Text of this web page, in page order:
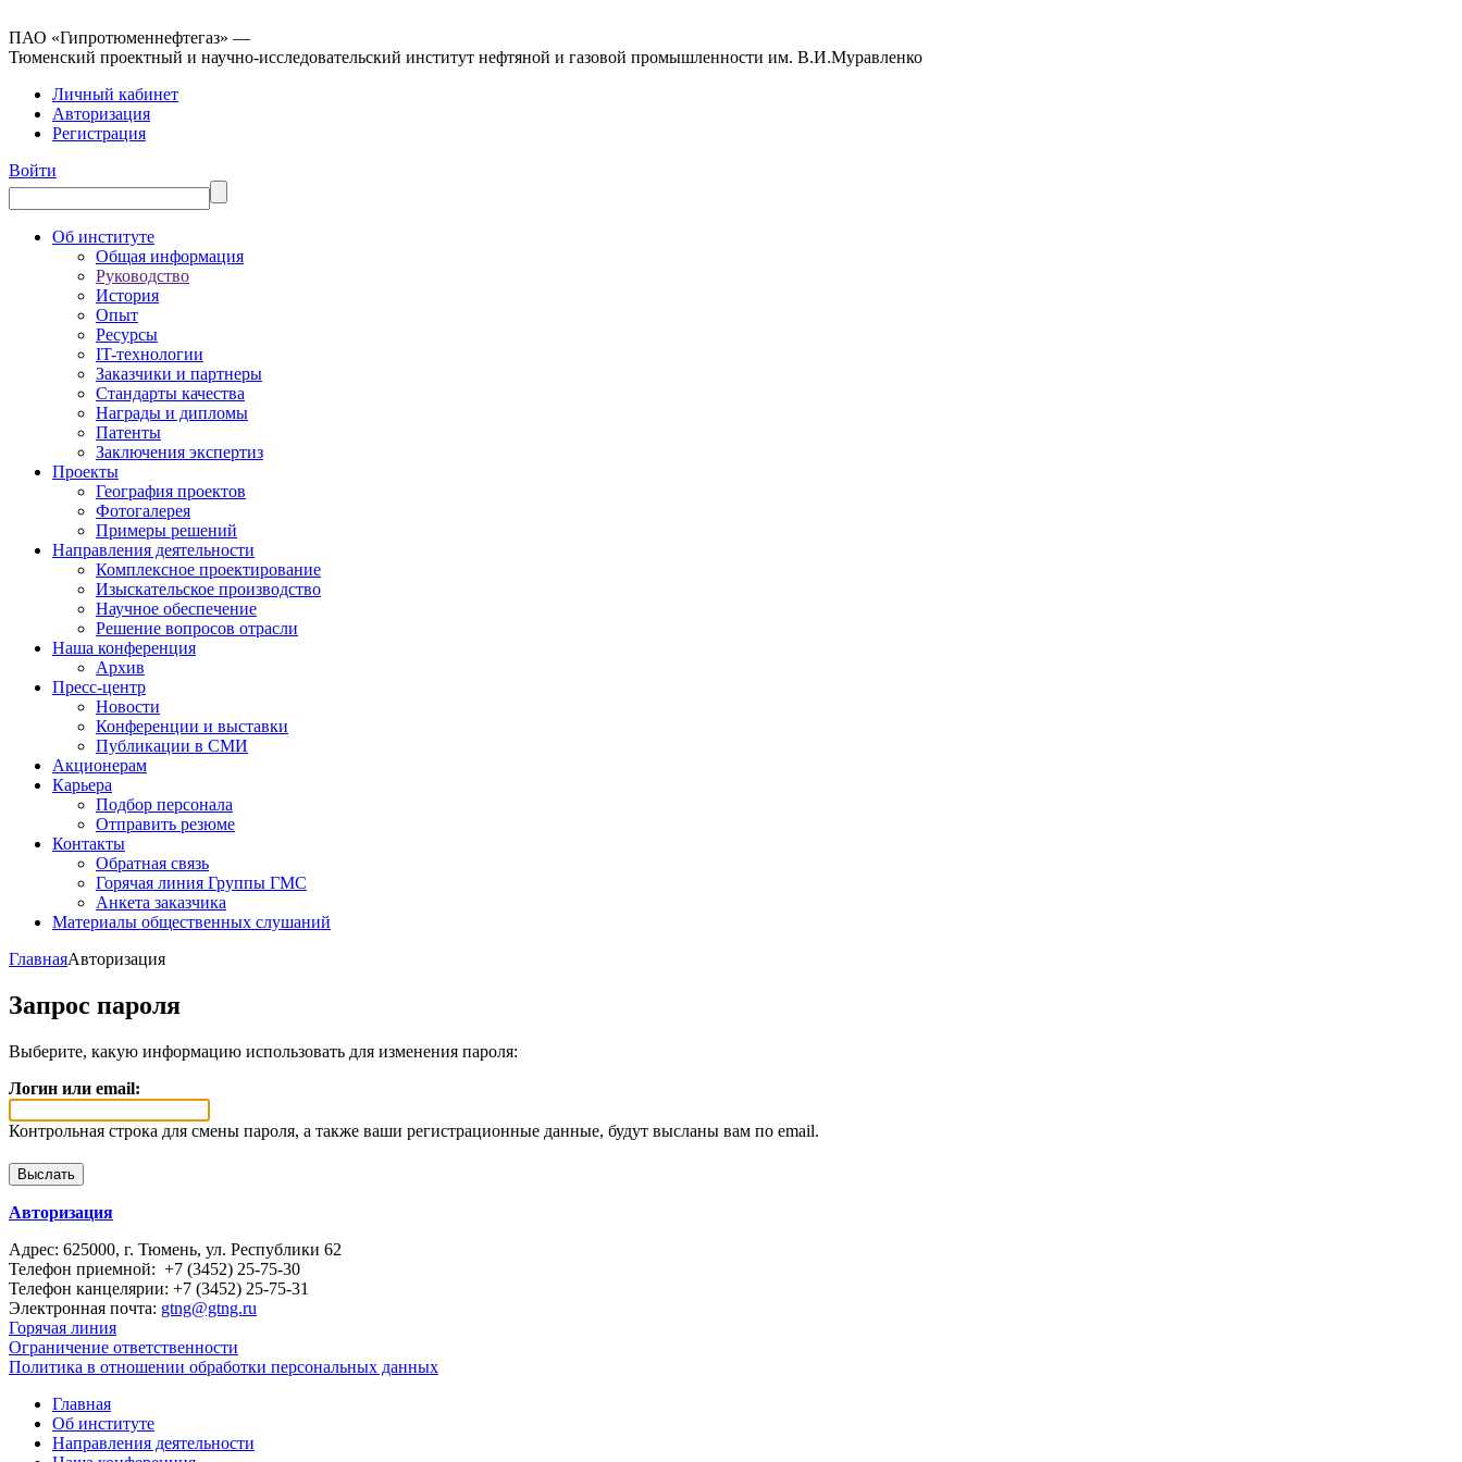
ПАО «Гипротюменнефтегаз» —
Тюменский проектный и научно-исследовательский институт нефтяной и газовой промышленности им. В.И.Муравленко
Личный кабинет
Авторизация
Регистрация
Войти
Об институте
Общая информация
Руководство
История
Опыт
Ресурсы
IT-технологии
Заказчики и партнеры
Стандарты качества
Награды и дипломы
Патенты
Заключения экспертиз
Проекты
География проектов
Фотогалерея
Примеры решений
Направления деятельности
Комплексное проектирование
Изыскательское производство
Научное обеспечение
Решение вопросов отрасли
Наша конференция
Архив
Пресс-центр
Новости
Конференции и выставки
Публикации в СМИ
Акционерам
Карьера
Подбор персонала
Отправить резюме
Контакты
Обратная связь
Горячая линия Группы ГМС
Анкета заказчика
Материалы общественных слушаний
ГлавнаяАвторизация
Запрос пароля
Выберите, какую информацию использовать для изменения пароля:
Логин или email:
Контрольная строка для смены пароля, а также ваши регистрационные данные, будут высланы вам по email.
Авторизация
Адрес: 625000, г. Тюмень, ул. Республики 62
Телефон приемной: +7 (3452) 25-75-30
Телефон канцелярии: +7 (3452) 25-75-31
Электронная почта: gtng@gtng.ru
Горячая линия
Ограничение ответственности
Политика в отношении обработки персональных данных
Главная
Об институте
Направления деятельности